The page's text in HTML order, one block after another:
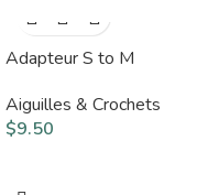
Adapteur S to M
Aiguilles & Crochets
$9.50